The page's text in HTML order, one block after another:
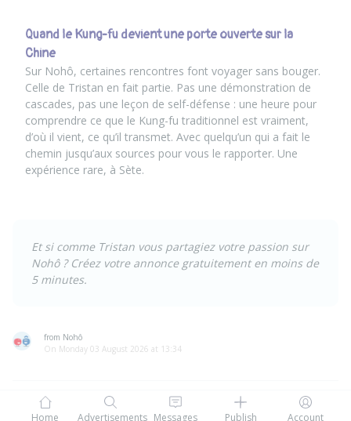
Quand le Kung-fu devient une porte ouverte sur la
Chine
Sur Nohô, certaines rencontres font voyager sans bouger.
Celle de Tristan en fait partie. Pas une démonstration de
cascades, pas une leçon de self-défense : une heure pour
comprendre ce que le Kung-fu traditionnel est vraiment,
d’où il vient, ce qu’il transmet. Avec quelqu’un qui a fait le
chemin jusqu’aux sources pour vous le rapporter. Une
expérience rare, à Sète.
Et si comme Tristan vous partagiez votre passion sur
Nohô ? Créez votre annonce gratuitementen moins de
5 minutes.
from Nohô
On Monday 03 August 2026 at 13:34
Home Advertisements Messages Publish Account